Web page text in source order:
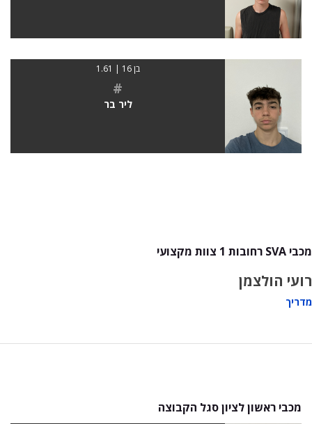
בן 16 | 1.61
#
ליר בר
מכבי SVA רחובות 1 צוות מקצועי
רועי הולצמן
מדריך
מכבי ראשון לציון סגל הקבוצה